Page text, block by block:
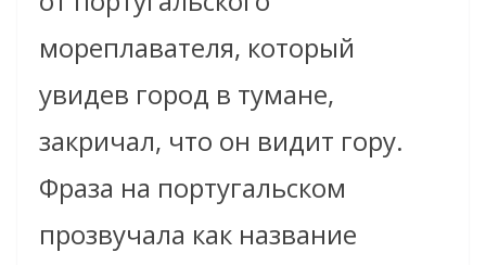
мореплавателя, который
увидев город в тумане,
закричал, что он видит гору.
Фраза на португальском
прозвучала как название